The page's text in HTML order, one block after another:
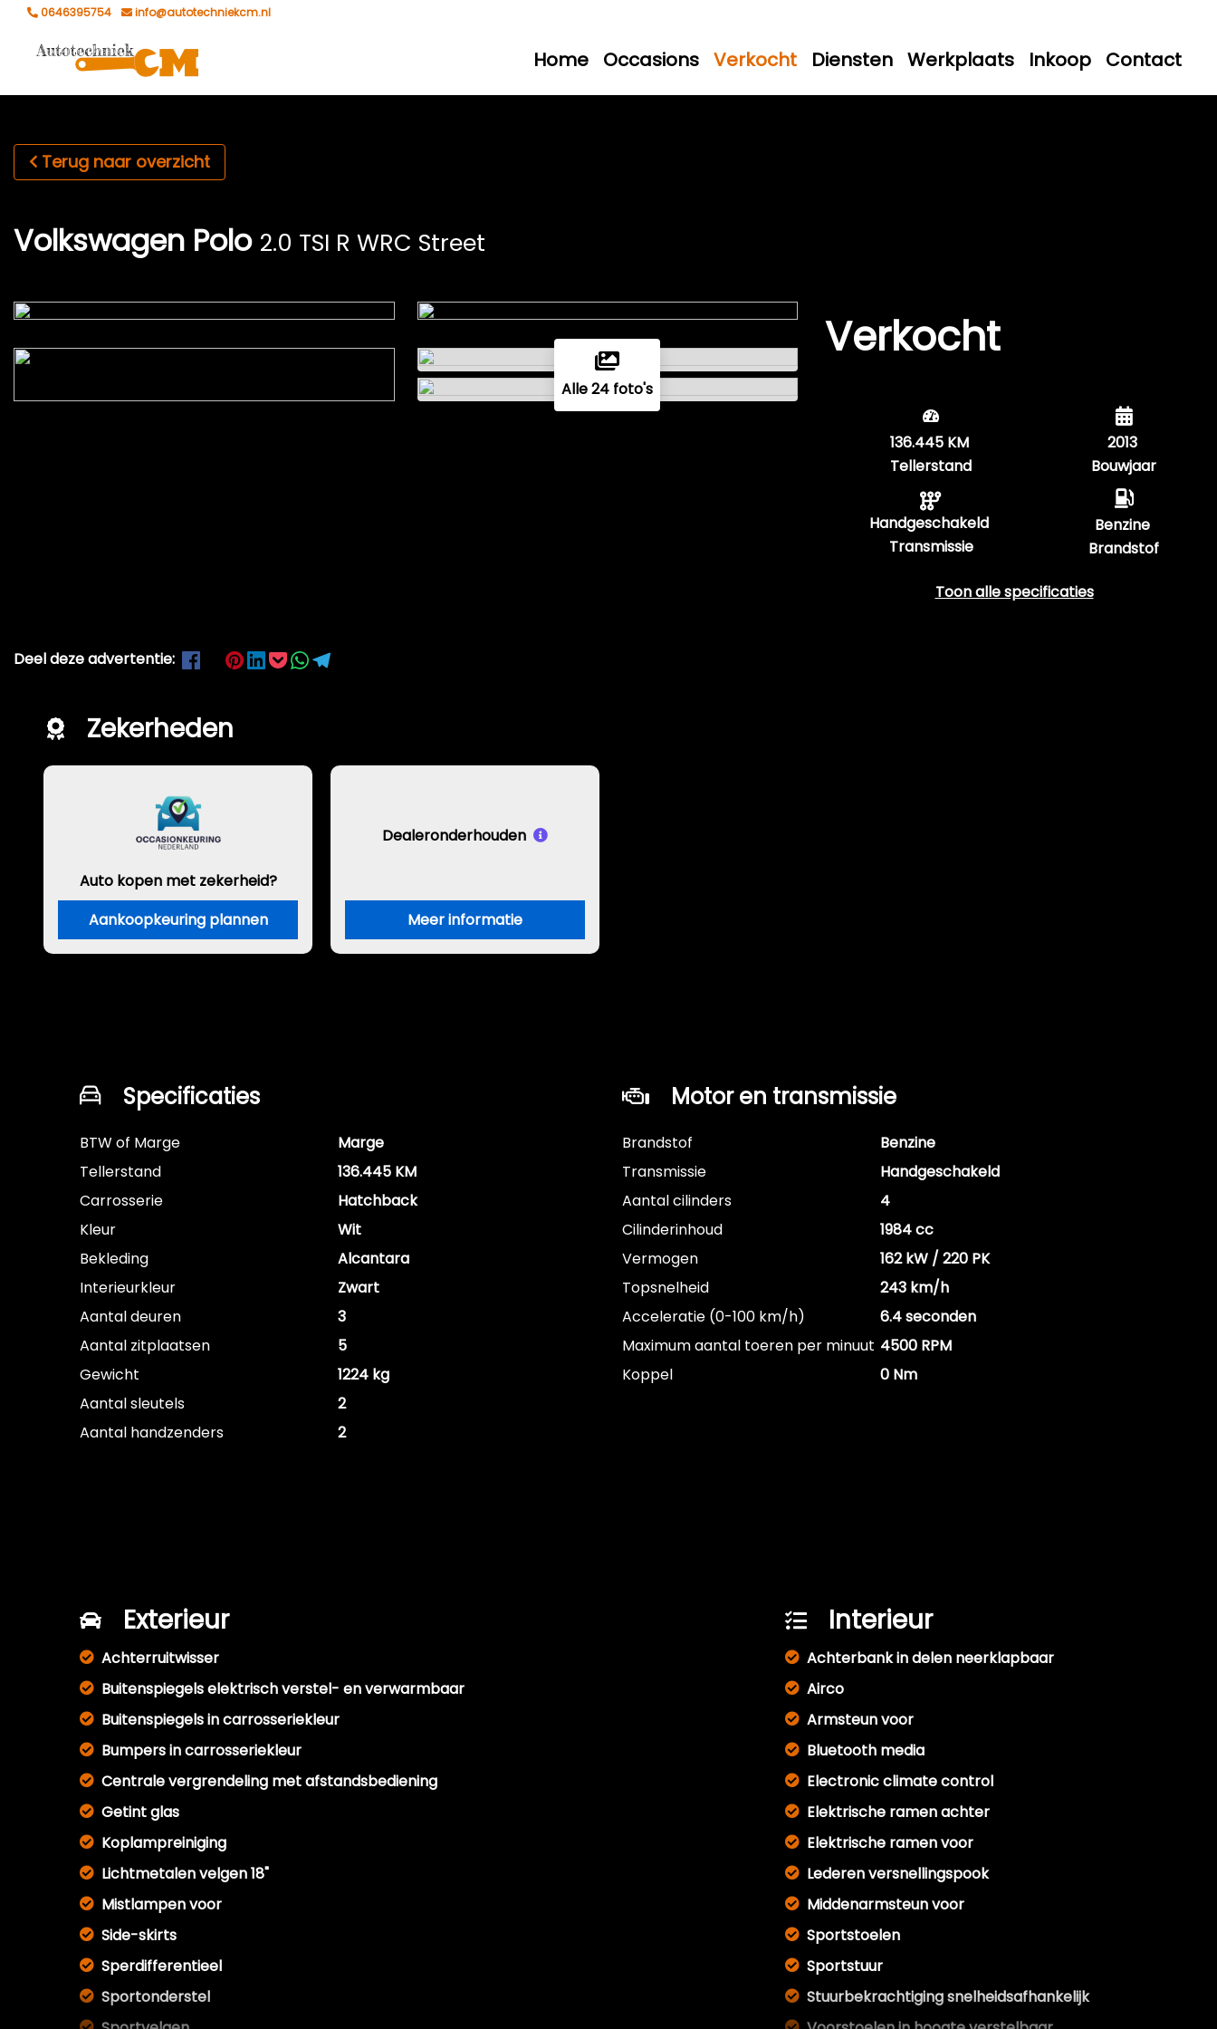
0646395754 info@autotechniekcm.nl
Home Occasions Verkocht Diensten Werkplaats Inkoop Contact
Terug naar overzicht
Volkswagen Polo 2.0 TSI R WRC Street
Alle 24 foto's
Verkocht
136.445 KM
Tellerstand
Handgeschakeld
Transmissie
2013
Bouwjaar
Benzine
Brandstof
Toon alle specificaties
Deel deze advertentie:
Zekerheden
Auto kopen met zekerheid?
Aankoopkeuring plannen
Dealeronderhouden
Meer informatie
Specificaties
BTW of Marge
Marge
Tellerstand
136.445 KM
Carrosserie
Hatchback
Kleur
Wit
Bekleding
Alcantara
Interieurkleur
Zwart
Aantal deuren
3
Aantal zitplaatsen
5
Gewicht
1224 kg
Aantal sleutels
2
Aantal handzenders
2
Motor en transmissie
Brandstof
Benzine
Transmissie
Handgeschakeld
Aantal cilinders
4
Cilinderinhoud
1984 cc
Vermogen
162 kW / 220 PK
Topsnelheid
243 km/h
Acceleratie (0-100 km/h)
6.4 seconden
Maximum aantal toeren per minuut 4500 RPM
Koppel
0 Nm
Exterieur
Achterruitwisser
Buitenspiegels elektrisch verstel- en verwarmbaar
Buitenspiegels in carrosseriekleur
Bumpers in carrosseriekleur
Centrale vergrendeling met afstandsbediening
Getint glas
Koplampreiniging
Lichtmetalen velgen 18"
Mistlampen voor
Side-skirts
Sperdifferentieel
Sportonderstel
Interieur
Achterbank in delen neerklapbaar
Airco
Armsteun voor
Bluetooth media
Electronic climate control
Elektrische ramen achter
Elektrische ramen voor
Lederen versnellingspook
Middenarmsteun voor
Sportstoelen
Sportstuur
Stuurbekrachtiging snelheidsafhankelijk